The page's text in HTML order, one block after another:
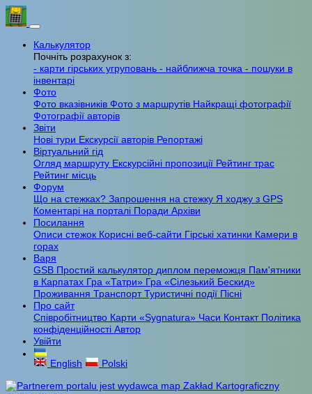
Калькулятор
Почніть розрахунок з:
- карти гірських угруповань - найближча точка - пошуки в
інвентарі
Фото
Фото вказівників Фото з маршрутів Найкращі фотографії
Фотографії авторів
Звіти
Нові тури Екскурсії авторів Репортажі
Віртуальний гід
Огляд маршруту Екскурсійні пропозиції Рейтинг трас
Рейтинг місць
Форум
Що на стежках? Запрошення на стежку Я ходжу з GPS
Коментарі на порталі Поради Архіви
Посилання
Описи стежок Корисні веб-сайти Гірські хатинки Камери в
горах
Варя
GSB Простий калькулятор диплом переможця Пам'ятники
в Карпатах Гра «Татри» Гра «Сілезький Бескид»
Проживання ТранспортТуристичні події Пісні
Про сайт
Співробітництво Карти «Sygnatura» Часи Контакт Політика
конфіденційності Автор
Увійти
English
Polski